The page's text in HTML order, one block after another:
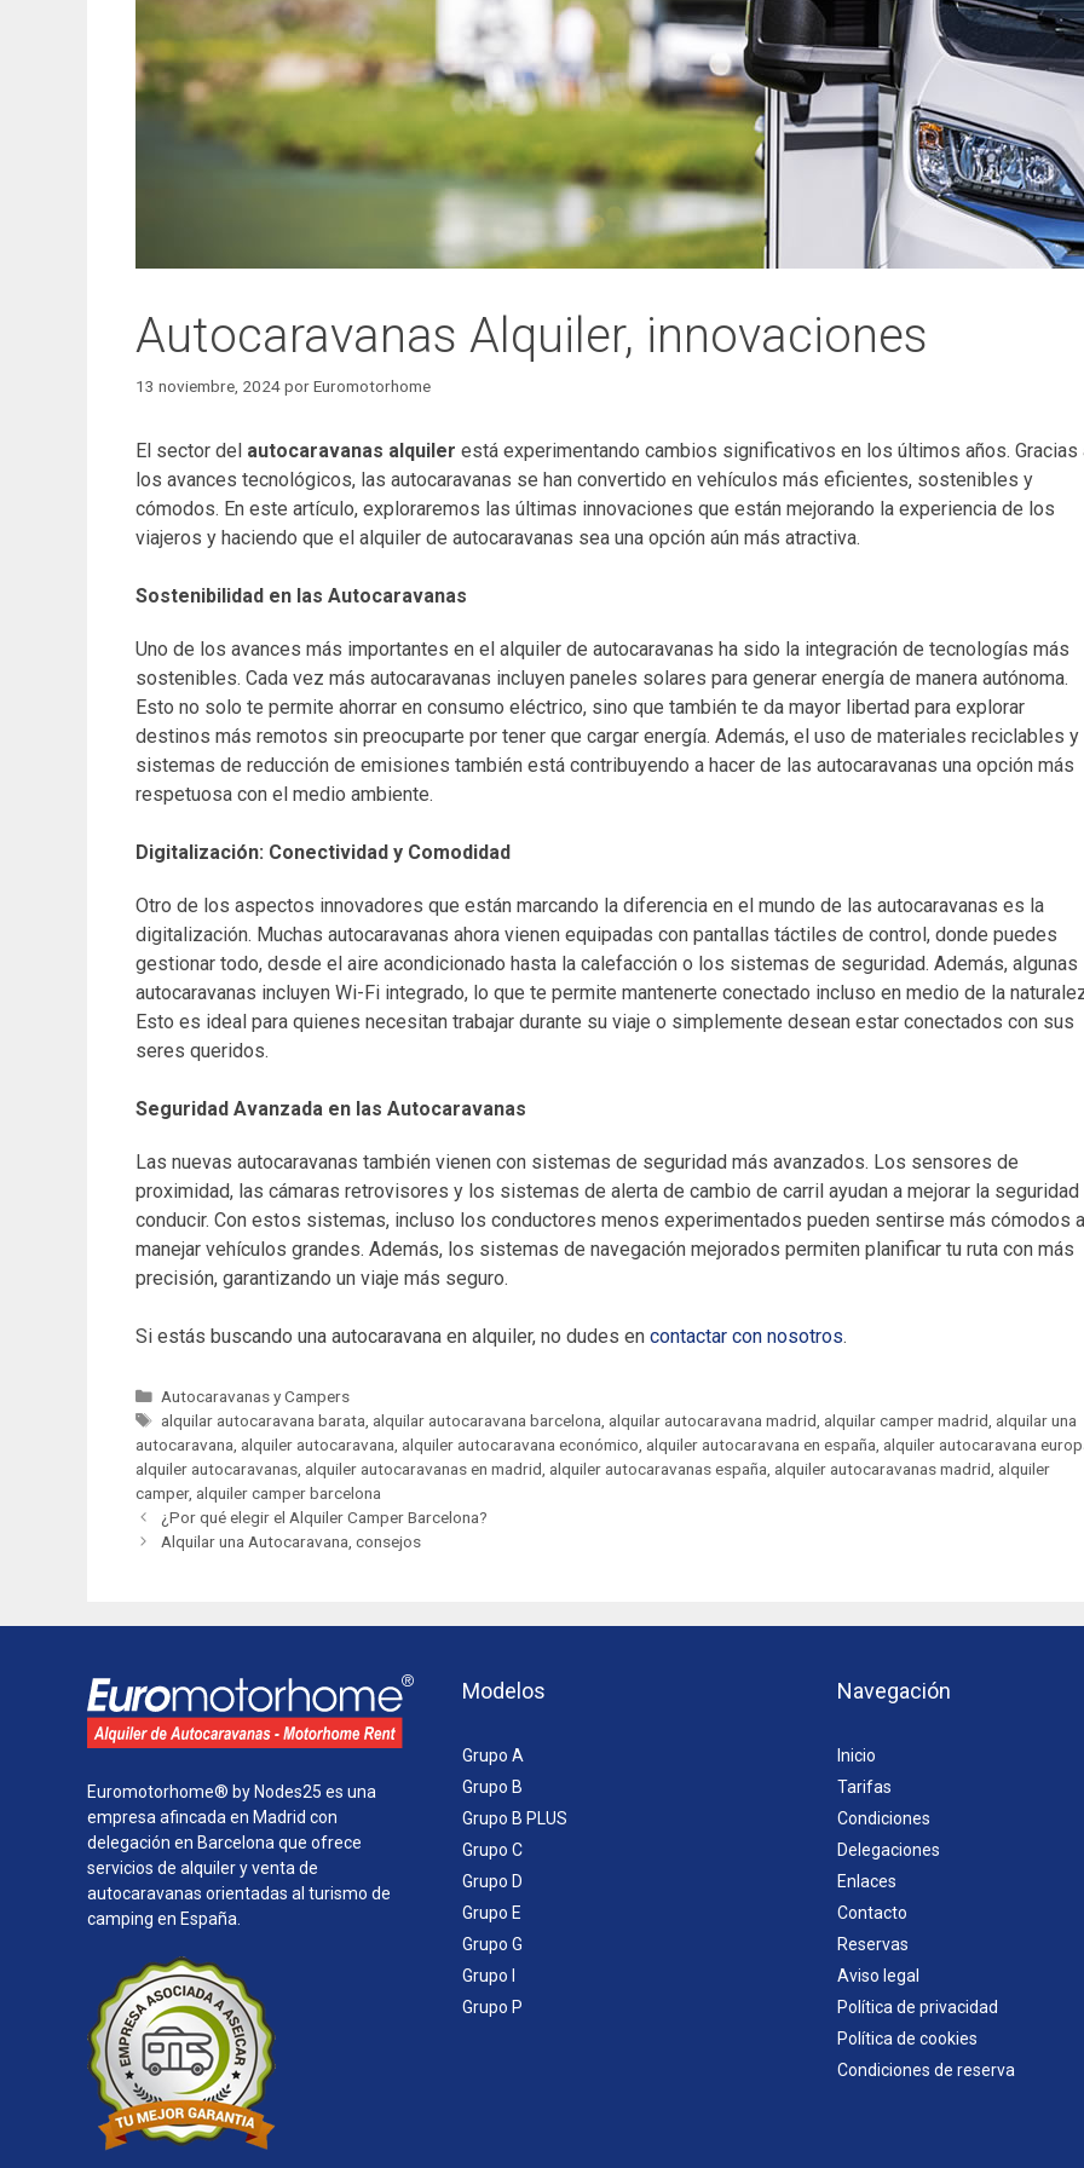
Autocaravanas Alquiler, innovaciones
13 noviembre, 2024porEuromotorhome
El sector del autocaravanas alquiler está experimentando cambios significativos en los últimos años. Gracias
los avances tecnológicos, las autocaravanas se han convertido en vehículos más eficientes, sostenibles y
cómodos. En este artículo, exploraremos las últimas innovaciones que están mejorando la experiencia de los
viajeros y haciendo que el alquiler de autocaravanas sea una opción aún más atractiva.
Sostenibilidad en las Autocaravanas
Uno de los avances más importantes en el alquiler de autocaravanas ha sido la integración de tecnologías más
sostenibles. Cada vez más autocaravanas incluyen paneles solares para generar energía de manera autónoma.
Esto no solo te permite ahorrar en consumo eléctrico, sino que también te da mayor libertad para explorar
destinos más remotos sin preocuparte por tener que cargar energía. Además, el uso de materiales reciclables y
sistemas de reducción de emisiones también está contribuyendo a hacer de las autocaravanas una opción más
respetuosa con el medio ambiente.
Digitalización: Conectividad y Comodidad
Otro de los aspectos innovadores que están marcando la diferencia en el mundo de las autocaravanas es la
digitalización. Muchas autocaravanas ahora vienen equipadas con pantallas táctiles de control, donde puedes
gestionar todo, desde el aire acondicionado hasta la calefacción o los sistemas de seguridad. Además, algunas
autocaravanas incluyen Wi-Fi integrado, lo que te permite mantenerte conectado incluso en medio de la
Esto es ideal para quienes necesitan trabajar durante su viaje o simplemente desean estar conectados con sus
seres queridos.
Seguridad Avanzada en las Autocaravanas
Las nuevas autocaravanas también vienen con sistemas de seguridad más avanzados. Los sensores de
proximidad, las cámaras retrovisores y los sistemas de alerta de cambio de carril ayudan a mejorar la seguridad
conducir. Con estos sistemas, incluso los conductores menos experimentados pueden sentirse más cómodos
manejar vehículos grandes. Además, los sistemas de navegación mejorados permiten planificar tu ruta con más
precisión, garantizando un viaje más seguro.
Si estás buscando una autocaravana en alquiler, no dudes en contactar con nosotros.
C
a
t
e
g
o
r
Autocaravanas y Campers
E
t
i
q
u
e
alquilar autocaravana barata alquilar autocaravana barcelona alquilar autocaravana madrid alquilar camper madrid alquilar una
autocaravana alquiler autocaravana alquiler autocaravana económico alquiler autocaravana en españa alquiler autocaravana
alquiler autocaravanas alquiler autocaravanas en madrid alquiler autocaravanas españa alquiler autocaravanas madrid alquiler
camper, alquiler camper barcelona
N
a
i
ó
n
r
a
d
s
¿Por qué elegir el Alquiler Camper Barcelona?
Alquilar una Autocaravana, consejos
Euromotorhome® by Nodes25 es una
empresa afincada en Madrid con
delegación en Barcelona que ofrece
servicios de alquiler y venta de
autocaravanas orientadas al turismo de
camping en España.
Modelos
Grupo A
Grupo B
Grupo B PLUS
Grupo C
Grupo D
Grupo E
Grupo G
Grupo I
Grupo P
Navegación
Inicio
Tarifas
Condiciones
Delegaciones
Enlaces
Contacto
Reservas
Aviso legal
Política de privacidad
Política de cookies
Condiciones de reserva